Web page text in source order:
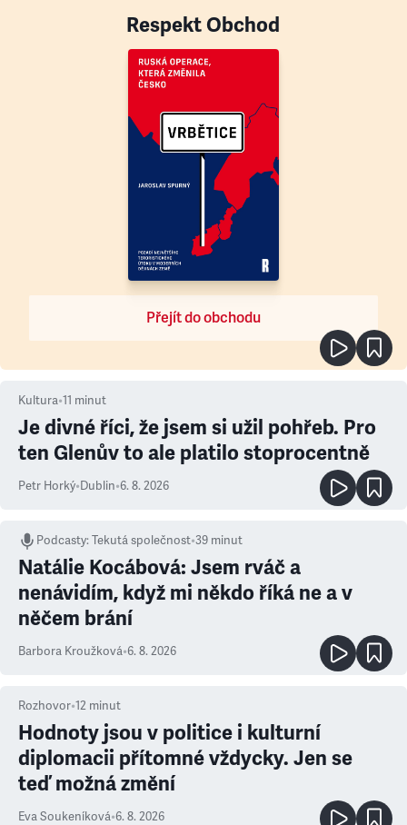
Respekt Obchod
Přejít do obchodu
Kultura•11 minut
Je divné říci, že jsem si užil pohřeb. Pro
ten Glenův to ale platilo stoprocentně
Petr Horký•Dublin•6. 8. 2026
Podcasty:Tekutá společnost•39 minut
Natálie Kocábová: Jsem rváč a
nenávidím, když mi někdo říká ne a v
něčem brání
Barbora Kroužková•6. 8. 2026
Rozhovor•12 minut
Hodnoty jsou v politice i kulturní
diplomacii přítomné vždycky. Jen se
teď možná změní
Eva Soukeníková•6. 8. 2026